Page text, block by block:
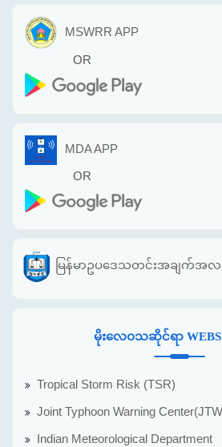
MSWRR APP
OR
MDA APP
OR
မြန်မာဥပဒေသတင်းအချက်အ
မိုးလေဝသဆိုင်ရာ
Tropical Storm Risk (TSR)
Joint Typhoon Warning
Indian Meteorological Department